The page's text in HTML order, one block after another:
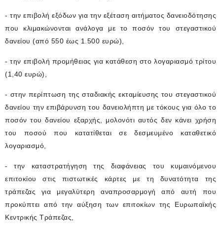
- την επιβολή εξόδων για την εξέταση αιτήματος δανειοδότησης
που κλιμακώνονται ανάλογα με το ποσόν του στεγαστικού
δανείου (από 550 έως 1.500 ευρώ),
- την επιβολή προμήθειας για κατάθεση στο λογαριασμό τρίτου
(1,40 ευρώ),
- στην περίπτωση της σταδιακής εκταμίευσης του στεγαστικού
δανείου την επιβάρυνση του δανειολήπτη με τόκους για όλο το
ποσόν του δανείου εξαρχής, μολονότι αυτός δεν κάνει χρήση
του ποσού που κατατίθεται σε δεσμευμένο καταθετικό
λογαριασμό,
- την καταστρατήγηση της διαφάνειας του κυμαινόμενου
επιτοκίου στις πιστωτικές κάρτες με τη δυνατότητα της
τράπεζας για μεγαλύτερη αναπροσαρμογή από αυτή που
προκύπτει από την αύξηση των επιτοκίων της Ευρωπαϊκής
Κεντρικής Τράπεζας,